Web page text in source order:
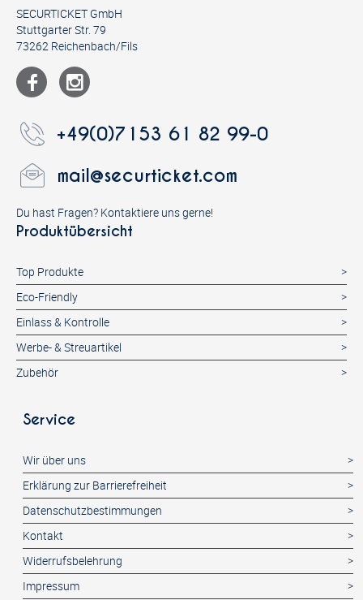
SECURTICKET GmbH
Stuttgarter Str. 79
73262 Reichenbach/Fils
+49(0)7153 61 82 99-0
mail@securticket.com
Du hast Fragen? Kontaktiere uns gerne!
Produktübersicht
Top Produkte
Eco-Friendly
Einlass & Kontrolle
Werbe- & Streuartikel
Zubehör
Service
Wir über uns
Erklärung zur Barrierefreiheit
Datenschutzbestimmungen
Kontakt
Widerrufsbelehrung
Impressum